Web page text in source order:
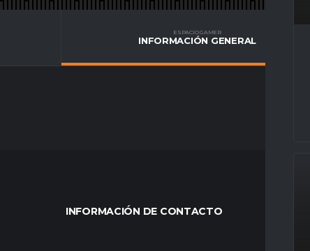
ESPACIO GAMER
INFORMACIÓN GENERAL
INFORMACIÓN DE CONTACTO